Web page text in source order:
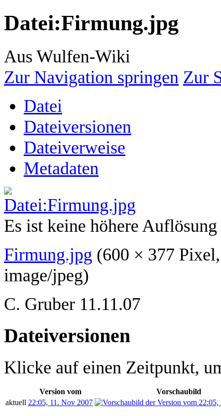
Datei:Firmung.jpg
Aus Wulfen-Wiki
Zur Navigation springen Zur
Datei
Dateiversionen
Dateiverweise
Metadaten
Es ist keine höhere
Firmung.jpg (600 × 377
image/jpeg)
C. Gruber 11.11.07
Dateiversionen
Klicke auf einen Zeitpunkt,
Version vom
Vorschaubild
aktuell 22:05, 11. Nov 2007